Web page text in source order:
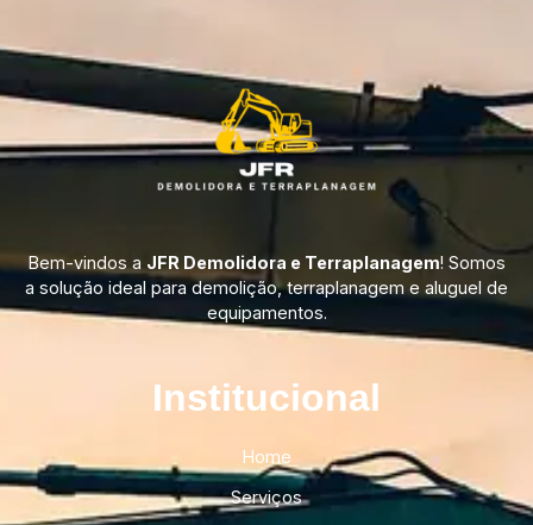
Bem-vindos a JFR Demolidora e Terraplanagem! Somos
a solução ideal para demolição, terraplanagem e aluguel de
equipamentos.
Institucional​
Home
Serviços